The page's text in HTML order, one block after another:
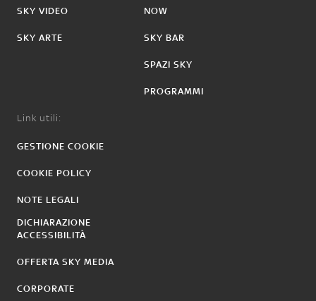
SKY VIDEO
SKY ARTE
NOW
SKY BAR
SPAZI SKY
PROGRAMMI
Link utili:
GESTIONE COOKIE
COOKIE POLICY
NOTE LEGALI
DICHIARAZIONE
ACCESSIBILITÀ
OFFERTA SKY MEDIA
CORPORATE